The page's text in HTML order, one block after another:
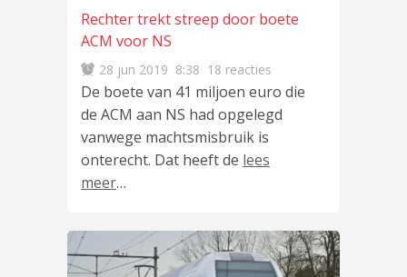
Rechter trekt streep door boete
ACM voor NS
28 jun 2019 8:38 18 reacties
De boete van 41 miljoen euro die
de ACM aan NS had opgelegd
vanwege machtsmisbruik is
onterecht. Dat heeft de lees
meer…